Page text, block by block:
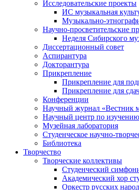
Исследовательские проекты
ИС музыкальная
Музыкально-
Научно-просветительские
Неделя Сибирского
Диссертационный совет
Аспирантура
Докторантура
Прикрепление
Прикрепление для
Прикрепление для
Конференции
Научный журнал «Вестник
Научный центр по
Музейная лаборатория
Студенческое научно-
Библиотека
Творчество
Творческие коллективы
Студенческий
Академический хор
Оркестр русских